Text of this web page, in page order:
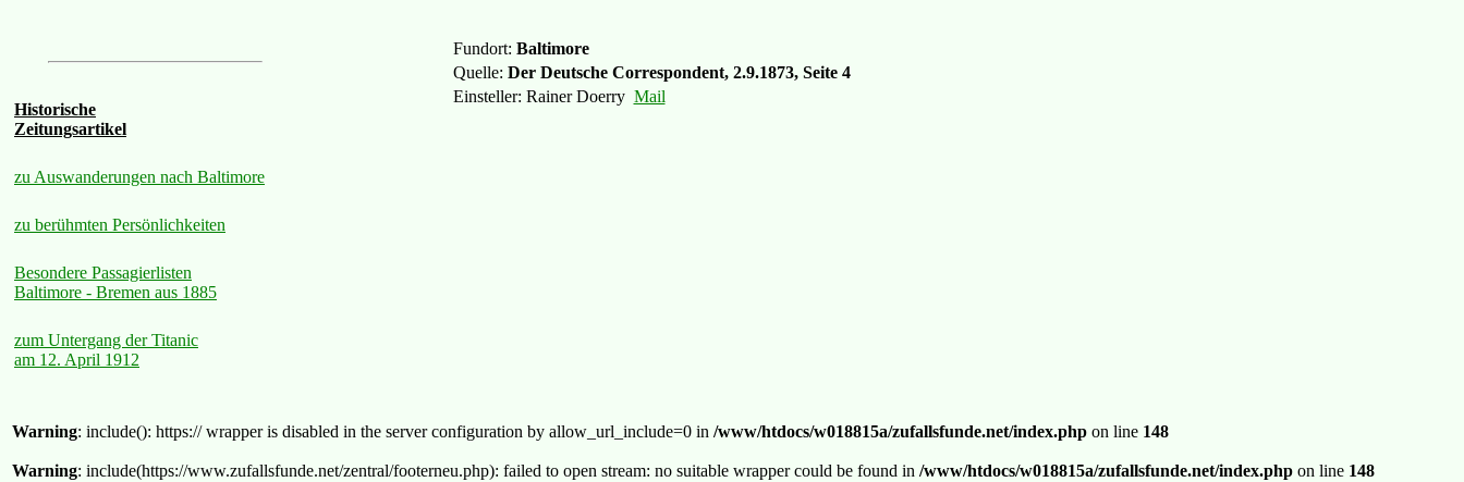
Historische
Zeitungsartikel
zu Auswanderungen nach Baltimore
zu berühmten Persönlichkeiten
Besondere Passagierlisten
Baltimore - Bremen aus 1885
zum Untergang der Titanic
am 12. April 1912
Fundort: Baltimore
Quelle: Der Deutsche Correspondent, 2.9.1873, Seite 4
Einsteller: Rainer Doerry Mail
Warning: include(): https:// wrapper is disabled in the server configuration by allow_url_include=0 in /www/htdocs/w018815a/zufallsfunde.net/index.php on line 148
Warning: include(https://www.zufallsfunde.net/zentral/footerneu.php): failed to open stream: no suitable wrapper could be found in /www/htdocs/w018815a/zufallsfunde.net/index.php on line 148